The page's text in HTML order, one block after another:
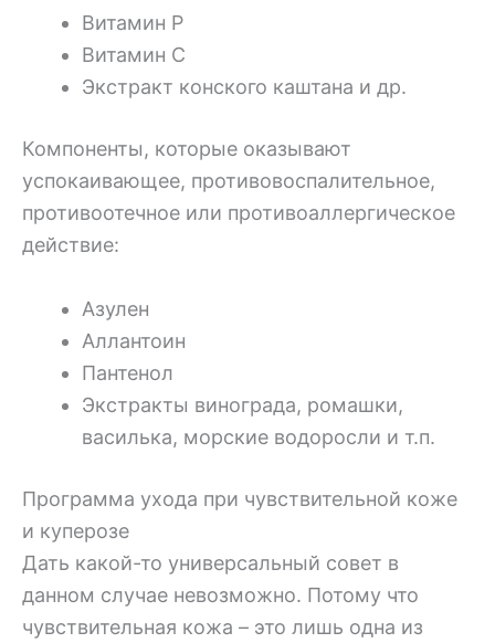
Витамин Р
Витамин С
Экстракт конского каштана и др.
Компоненты, которые оказывают
успокаивающее, противовоспалительное,
противоотечное или противоаллергическое
действие:
Азулен
Аллантоин
Пантенол
Экстракты винограда, ромашки,
василька, морские водоросли и т.п.
Программа ухода при чувствительной коже
и куперозе
Дать какой-то универсальный совет в
данном случае невозможно. Потому что
чувствительная кожа – это лишь одна из